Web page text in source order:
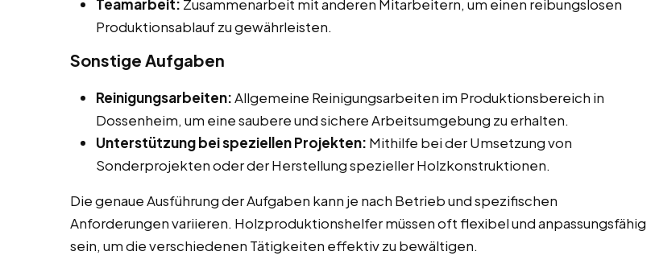
Teamarbeit: Zusammenarbeit mit anderen Mitarbeitern, um einen reibungslosen
Produktionsablauf zu gewährleisten.
Sonstige Aufgaben
Reinigungsarbeiten:Allgemeine Reinigungsarbeiten im Produktionsbereich in
Dossenheim, um eine saubere und sichere Arbeitsumgebung zu erhalten.
Unterstützung bei speziellen Projekten: Mithilfe bei der Umsetzung von
Sonderprojekten oder der Herstellung spezieller Holzkonstruktionen.
Die genaue Ausführung der Aufgaben kann je nach Betrieb und spezifischen
Anforderungen variieren. Holzproduktionshelfer müssen oft flexibel und anpassungsfähig
sein, um die verschiedenen Tätigkeiten effektiv zu bewältigen.